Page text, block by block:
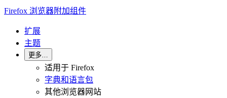
Firefox 浏览器附加组件
扩展
主题
更多…
适用于 Firefox
字典和语言包
其他浏览器网站